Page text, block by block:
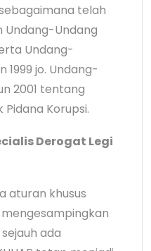
telah
Undang-Undang
Undang-
1999 jo. Undang-
2001 tentang
Korupsi.
Derogat Legi
aturan khusus
ada